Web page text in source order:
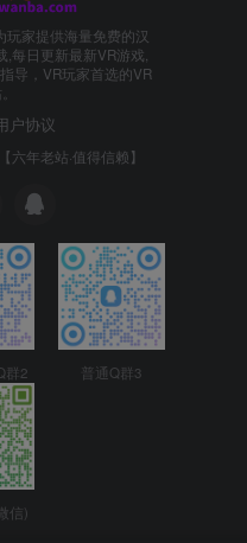
玩家提供海量免费的汉
每日更新最新VR游戏,
导，VR玩家首选的VR
户协议
年老站·值得信赖】
群2 普通Q群3
信)